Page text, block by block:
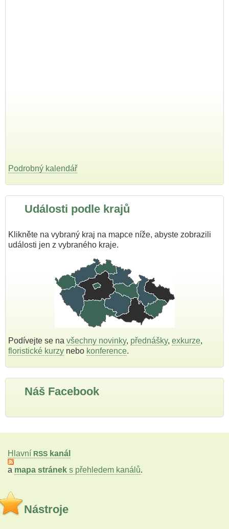
Podrobný kalendář
Události podle krajů
Klikněte na vybraný kraj na mapce níže, abyste zobrazili
události jen z vybraného kraje.
Podívejte se na všechny novinky, přednášky, exkurze,
floristické kurzy nebo konference.
Náš Facebook
Hlavní RSS kanál
a mapa stránek s přehledem kanálů.
Nástroje